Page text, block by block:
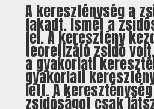
A kereszténység a
fakadt. Ismét a
fel. A keresztény
teoretizáló zsidó
a gyakorlati
gyakorlati
lett. A
zsidóságot csak